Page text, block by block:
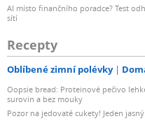
AI místo finančního poradce? Test
sítí
Recepty
Oblíbené zimní polévky
Oopsie bread: Proteinové pečivo
surovin a bez mouky
Pozor na jedovaté cukety! Jeden